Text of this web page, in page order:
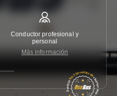
Conductor profesional y
personal
Más información